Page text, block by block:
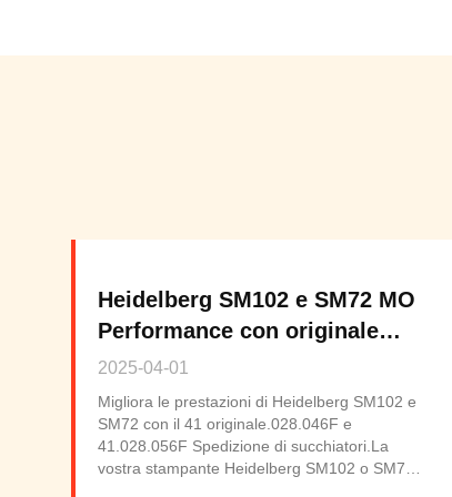
Heidelberg SM102 e SM72 MO
Performance con originale
41.028.046F e 41.028.056F
Spedizione di succhiatori.
2025-04-01
Migliora le prestazioni di Heidelberg SM102 e
SM72 con il 41 originale.028.046F e
41.028.056F Spedizione di succhiatori.La
vostra stampante Heidelberg SM102 o SM72